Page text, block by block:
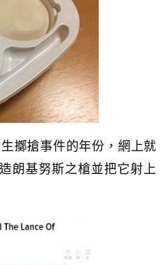
擲搶事件的年份，網上就
朗基努斯之槍並把它射上